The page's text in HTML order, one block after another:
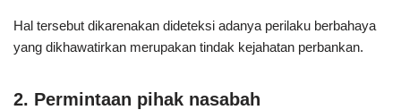
Hal tersebut dikarenakan dideteksi adanya perilaku berbahaya
yang dikhawatirkan merupakan tindak kejahatan perbankan.
2. Permintaan pihak nasabah